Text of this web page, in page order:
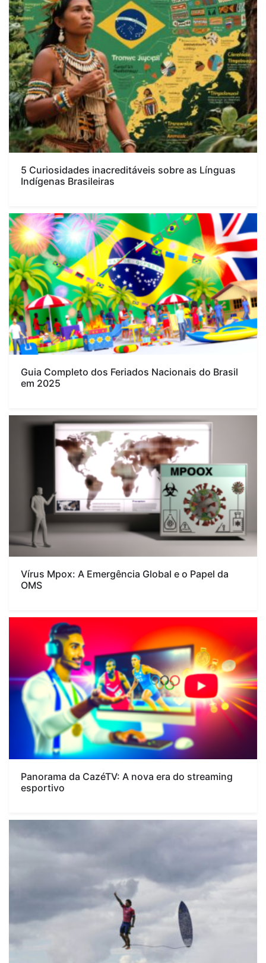
5 Curiosidades inacreditáveis sobre as Línguas
Indígenas Brasileiras
Guia Completo dos Feriados Nacionais do Brasil
em 2025
Vírus Mpox: A Emergência Global e o Papel da
OMS
Panorama da CazéTV: A nova era do streaming
esportivo